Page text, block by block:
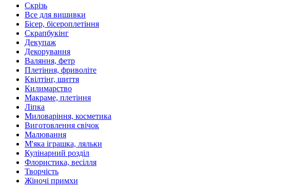
Скрізь
Все для вишивки
Бісер, бісероплетіння
Скрапбукінг
Декупаж
Декорування
Валяння, фетр
Плетіння, фриволіте
Квілтінг, шиття
Килимарство
Макраме, плетіння
Ліпка
Миловаріння, косметика
Виготовлення свічок
Малювання
М'яка іграшка, ляльки
Кулінарний розділ
Флористика, весілля
Творчість
Жіночі примхи